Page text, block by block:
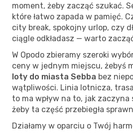
moment, żeby zacząć szukać.
które łatwo zapada w pamięć.
city break, spokojny urlop, czy
ciągle odkładasz — warto
W Opodo zbieramy szeroki
ceny w jednym miejscu, żebyś
loty do miasta Sebba bez
wątpliwości. Linia lotnicza,
to ma wpływ na to, jak zaczyna
żeby ta część przebiegła
Działamy w oparciu o Twój